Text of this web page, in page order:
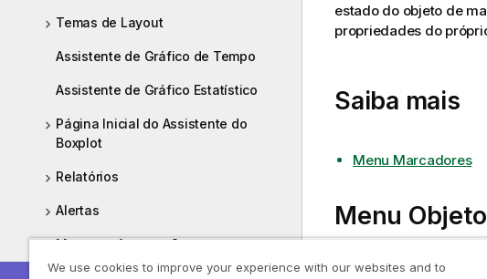
Temas de Layout
Assistente de Gráfico de Tempo
Assistente de Gráfico Estatístico
Página Inicial do Assistente do
Boxplot
Relatórios
Alertas
Macros e Automação
estado do objeto de
propriedades do
Saiba mais
Menu Marcadores
Menu Objeto
O menuObjetodo
We use cookies to improve your experience with our websites and to